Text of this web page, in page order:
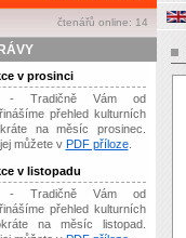
čtenářů online: 14
v prosinci
- Tradičně Vám od
přehled kulturních
na měsíc prosinec.
můžete v PDF příloze.
v listopadu
Tradičně Vám od
přehled kulturních
na měsíc listopad.